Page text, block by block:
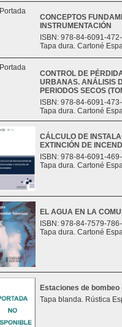
CONCEPTOS
INSTRUMENTACIÓN
ISBN: 978-84-6091-
Tapa dura. Cartoné
CONTROL DE
URBANAS. ANÁLISIS
PERIODOS SECOS
ISBN: 978-84-6091-
Tapa dura. Cartoné
CÁLCULO DE
EXTINCIÓN DE
ISBN: 978-84-6091-
Tapa dura. Cartoné
EL AGUA EN LA
ISBN: 978-84-7579-
Tapa dura. Cartoné
Estaciones de bombeo
Tapa blanda. Rústica